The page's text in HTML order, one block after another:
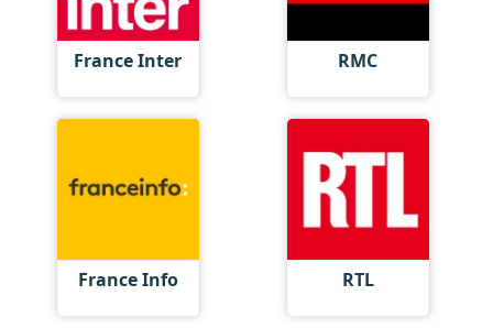
France Inter RMC
France Info RTL